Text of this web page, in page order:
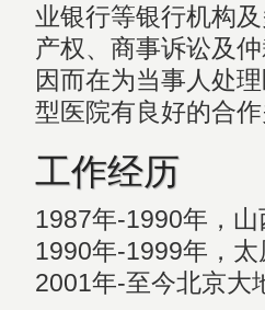
业银行等银行机构
产权、商事诉讼及
因而在为当事人处
型医院有良好的合作
工作经历
1987年-1990年，
1990年-1999年，
2001年-至今北京大